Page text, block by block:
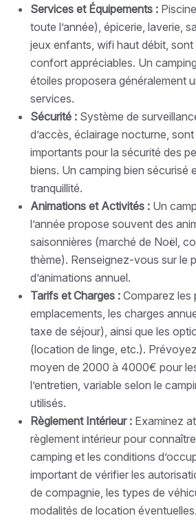
Services et Équipements :
toute l’année), épicerie, laverie,
jeux enfants, wifi haut débit, sont
confort appréciables. Un
étoiles proposera généralement
services.
Sécurité : Système de
d’accès, éclairage nocturne,
importants pour la sécurité des
biens. Un camping bien sécurisé
tranquillité.
Animations et Activités : Un
l’année propose souvent des
saisonnières (marché de Noël,
thème). Renseignez-vous sur le
d’animations annuel.
Tarifs et Charges : Comparez les
emplacements, les charges
taxe de séjour), ainsi que les
(location de linge, etc.).
moyen de 2000 à 4000€ pour
l’entretien, variable selon le
utilisés.
Règlement Intérieur : Examinez
règlement intérieur pour
camping et les conditions
important de vérifier les
de compagnie, les types de
modalités de location éventuelles.